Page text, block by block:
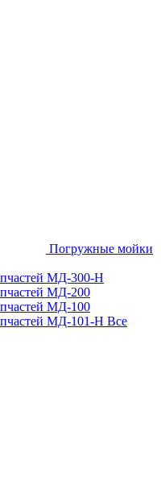
Погружные мойки
МД-300-H
МД-200
МД-100
МД-101-Н Все